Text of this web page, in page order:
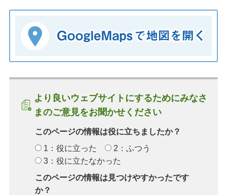
より良いウェブサイトにするためにみなさ
まのご意見をお聞かせください
このページの情報は役に立ちましたか？
1：役に立った
2：ふつう
3：役に立たなかった
このページの情報は見つけやすかったです
か？